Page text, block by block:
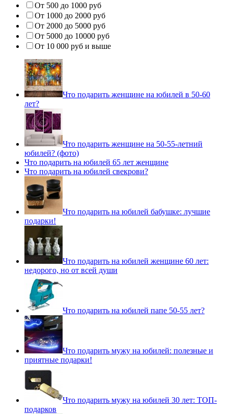
От 500 до 1000 руб
От 1000 до 2000 руб
От 2000 до 5000 руб
От 5000 до 10000 руб
От 10 000 руб и выше
Что подарить женщине на юбилей в 50-60
лет?
Что подарить женщине на 50-55-летний
юбилей? (фото)
Что подарить на юбилей 65 лет женщине
Что подарить на юбилей свекрови?
Что подарить на юбилей бабушке: лучшие
подарки!
Что подарить на юбилей женщине 60 лет:
недорого, но от всей души
Что подарить на юбилей папе 50-55 лет?
Что подарить мужу на юбилей: полезные и
приятные подарки!
Что подарить мужу на юбилей 30 лет: ТОП-
подарков